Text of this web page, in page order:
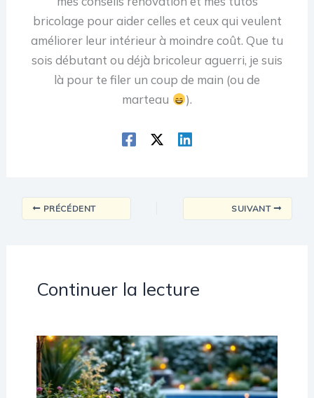
bricolage pour aider celles et ceux qui veulent
améliorer leur intérieur à moindre coût. Que tu
sois débutant ou déjà bricoleur aguerri, je suis
là pour te filer un coup de main (ou de
marteau
).
PRÉCÉDENT SUIVANT
Continuer la lecture